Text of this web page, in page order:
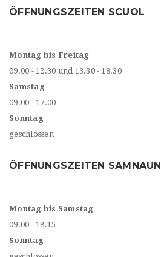
ÖFFNUNGSZEITEN SCUOL
Montag bis Freitag
09.00 - 12.30 und 13.30 - 18.30
Samstag
09.00 - 17.00
Sonntag
geschlossen
ÖFFNUNGSZEITEN SAMNAUN
Montag bis Samstag
09.00 - 18.15
Sonntag